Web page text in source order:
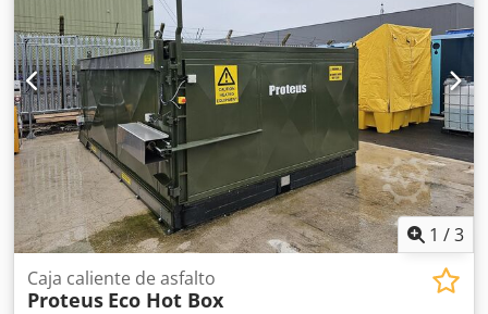
1 /3
Caja caliente de asfalto
Proteus Eco Hot Box